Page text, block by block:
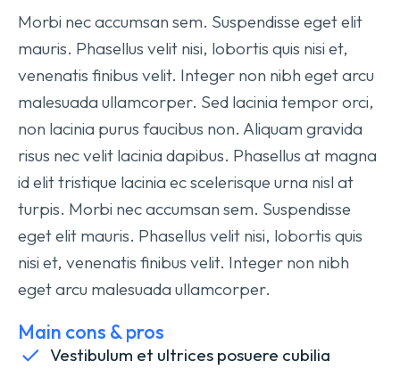
Morbi nec accumsan sem. Suspendisse eget elit
mauris. Phasellus velit nisi, lobortis quis nisi et,
venenatis finibus velit. Integer non nibh eget arcu
malesuada ullamcorper. Sed lacinia tempor orci,
non lacinia purus faucibus non. Aliquam gravida
risus nec velit lacinia dapibus. Phasellus at magna
id elit tristique lacinia ec scelerisque urna nisl at
turpis. Morbi nec accumsan sem. Suspendisse
eget elit mauris. Phasellus velit nisi, lobortis quis
nisi et, venenatis finibus velit. Integer non nibh
eget arcu malesuada ullamcorper.
Main cons & pros
Vestibulum et ultrices posuere cubilia